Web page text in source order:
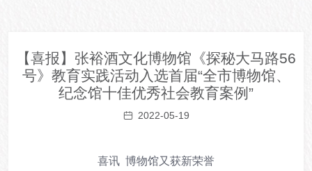
【喜报】张裕酒文化博物馆《探秘大马路56
号》教育实践活动入选首届“全市博物馆、
纪念馆十佳优秀社会教育案例”
2022-05-19
喜讯 博物馆又获新荣誉